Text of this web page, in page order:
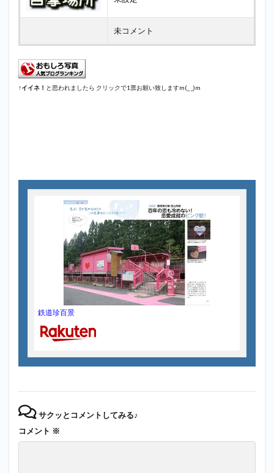
未コメント
↑イイネ！ と思われましたら クリックで1票お願い致しますm(_ _)m
鉄道珍百景
サクッとコメントしてみる♪
コメント ※